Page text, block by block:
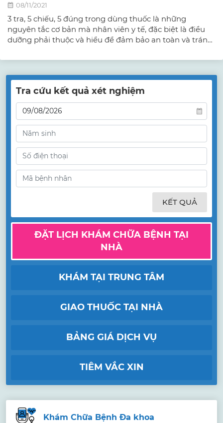
08/11/2021
3 tra, 5 chiếu, 5 đúng trong dùng thuốc là những
nguyên tắc cơ bản mà nhân viên y tế, đặc biệt là điều
dưỡng phải thuộc và hiểu để đảm bảo an toàn và tránh
Tra cứu kết quả xét nghiệm
KẾT QUẢ
ĐẶT LỊCH KHÁM CHỮA BỆNH TẠI
NHÀ
KHÁM TẠI TRUNG TÂM
GIAO THUỐC TẠI NHÀ
BẢNG GIÁ DỊCH VỤ
TIÊM VẮC XIN
Khám Chữa Bệnh Đa khoa